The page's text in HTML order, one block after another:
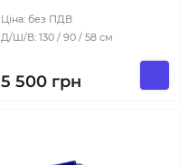
Ціна: без ПДВ
Д/Ш/В: 130 / 90 / 58 см
5 500 грн